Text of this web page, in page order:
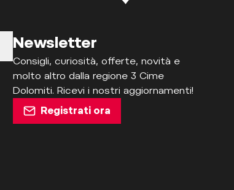
Newsletter
Consigli, curiosità, offerte, novità e
molto altro dalla regione 3 Cime
Dolomiti. Ricevi i nostri aggiornamenti!
Registrati ora